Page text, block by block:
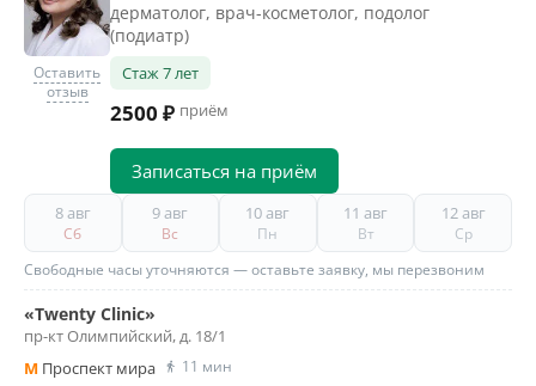
Оставить
отзыв
дерматолог, врач-косметолог, подолог
(подиатр)
Стаж 7 лет
2500 ₽ приём
Записаться на приём
8 авг
Сб
9 авг
Вс
10 авг
Пн
11 авг
Вт
12 авг
Ср
Свободные часы уточняются — оставьте заявку, мы перезвоним
«Twenty Clinic»
пр-кт Олимпийский, д. 18/1
M Проспект мира 11 мин